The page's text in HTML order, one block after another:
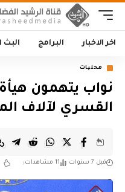
اخر الاخبار البرامج البث
محليات
نواب يتهمون هيأة
القسري لآلاف
قبل 7 سنوات 11 مشاهدات